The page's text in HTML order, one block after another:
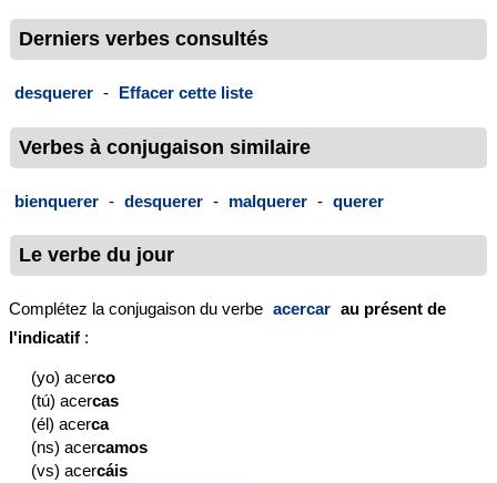
Derniers verbes consultés
desquerer - Effacer cette liste
Verbes à conjugaison similaire
bienquerer - desquerer - malquerer - querer
Le verbe du jour
Complétez la conjugaison du verbe acercar au présent de
l'indicatif :
(yo) acerco
(tú) acercas
(él) acerca
(ns) acercamos
(vs) acercáis